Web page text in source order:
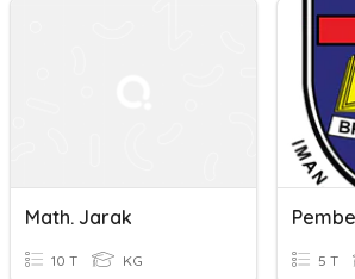
Math. Jarak
10 T KG 5 T